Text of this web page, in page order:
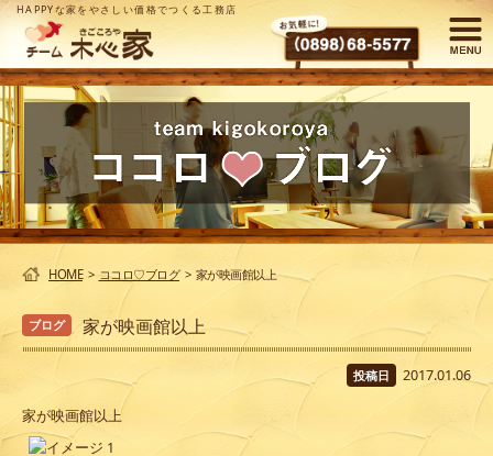
HAPPYな家をやさしい価格でつくる工務店
HOME > ココロ♡ブログ > 家が映画館以上
ブログ 家が映画館以上
投稿日 2017.01.06
家が映画館以上